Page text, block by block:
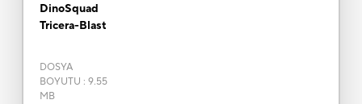
DinoSquad
Tricera-Blast
DOSYA
BOYUTU : 9.55
MB